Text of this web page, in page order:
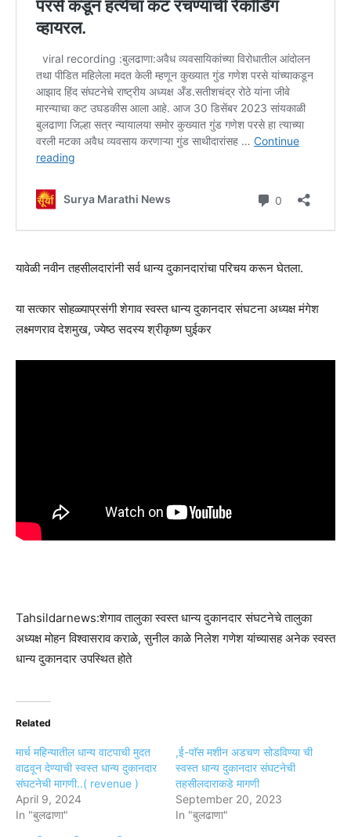
यावेळी नवीन तहसीलदारांनी सर्व धान्य दुकानदारांचा परिचय करून घेतला.
या सत्कार सोहळ्याप्रसंगी शेगाव स्वस्त धान्य दुकानदार संघटना अध्यक्ष मंगेश
लक्ष्मणराव देशमुख, ज्येष्ठ सदस्य श्रीकृष्ण घुईकर
Tahsildarnews:शेगाव तालुका स्वस्त धान्य दुकानदार संघटनेचे तालुका
अध्यक्ष मोहन विश्वासराव कराळे, सुनील काळे निलेश गणेश यांच्यासह अनेक स्वस्त
धान्य दुकानदार उपस्थित होते
Related
मार्च महिन्यातील धान्य वाटपाची मुदत
वाढवून देण्याची स्वस्त धान्य दुकानदार
संघटनेची मागणी..( revenue )
April 9, 2024
In "बुलढाणा"
,ई-पाॅस मशीन अडचण सोडविण्या ची
स्वस्त धान्य दुकानदार संघटनेची
तहसीलदाराकडे मागणी
September 20, 2023
In "बुलढाणा"